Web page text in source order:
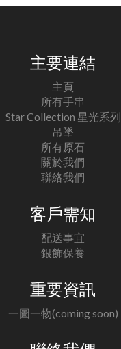
主要連結
主頁
所有手串
Star Collection 星光系列
吊墜
所有原石
關於我們
聯絡我們
客戶需知
配送事宜
銀飾保養
重要資訊
一圖一物(coming soon)